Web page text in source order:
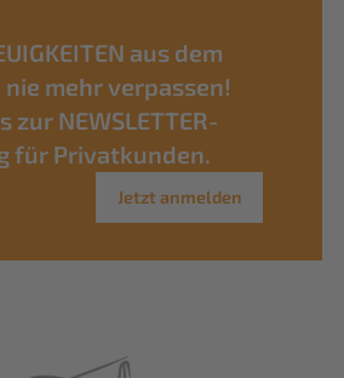
aus dem
mehr verpassen!
zur NEWSLETTER-
für Privatkunden.
Jetzt anmelden